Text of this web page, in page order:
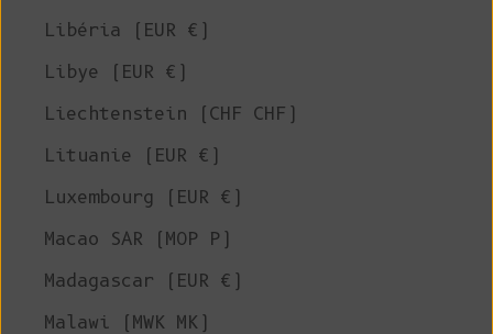
Libéria (EUR €)
Libye (EUR €)
Liechtenstein (CHF CHF)
Lituanie (EUR €)
Luxembourg (EUR €)
Macao SAR (MOP P)
Madagascar (EUR €)
Malawi (MWK MK)